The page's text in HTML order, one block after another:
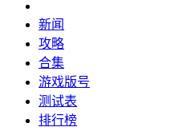
新闻
攻略
合集
游戏版号
测试表
排行榜